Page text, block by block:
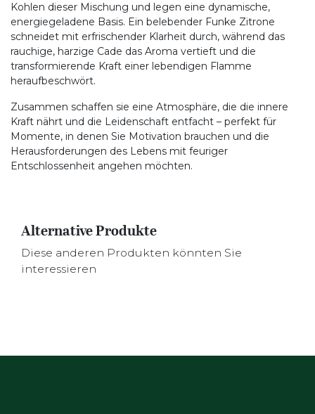
Kohlen dieser Mischung und legen eine dynamische,
energiegeladene Basis. Ein belebender Funke Zitrone
schneidet mit erfrischender Klarheit durch, während das
rauchige, harzige Cade das Aroma vertieft und die
transformierende Kraft einer lebendigen Flamme
heraufbeschwört.
Zusammen schaffen sie eine Atmosphäre, die die innere
Kraft nährt und die Leidenschaft entfacht – perfekt für
Momente, in denen Sie Motivation brauchen und die
Herausforderungen des Lebens mit feuriger
Entschlossenheit angehen möchten.
Alternative Produkte
Diese anderen Produkten könnten Sie
interessieren